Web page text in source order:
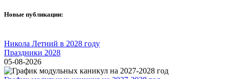
Новые публикации:
Никола Летний в 2028 году
Праздники 2028
05-08-2026